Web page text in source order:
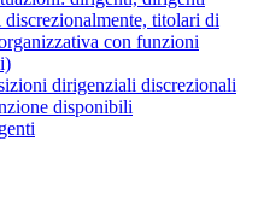
titolari di
con funzioni
dirigenziali discrezionali
disponibili